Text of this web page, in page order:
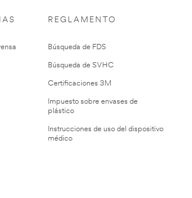
REGLAMENTO
Búsqueda de FDS
Búsqueda de SVHC
Certificaciones 3M
Impuesto sobre envases de
plástico
Instrucciones de uso del dispositivo
médico